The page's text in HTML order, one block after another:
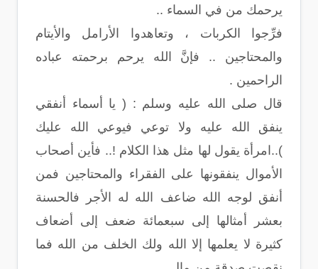
يرحمك من في السماء ..
فرِّجوا الكربات ، وتعاهدوا الأرامل والأيتام
والمحتاجين .. فإنَّ الله يرحم برحمته عباده
الراحمين .
قال صلى الله عليه وسلم : ( يا أسماء أنفقي
ينفق الله عليه ولا توعي فيوعي الله عليك
)..امرأة يقول لها مثل هذا الكلام !.. فأين أصحاب
الأموال ينفقونها على الفقراء والمحتاجين فمن
أنفق لوجه الله ضاعف الله له الأجر فالحسنة
بعشر أمثالها إلى سبعمائة ضعف إلى أضعاف
كثيرة لا يعلمها إلا الله ولك الخلف من الله فما